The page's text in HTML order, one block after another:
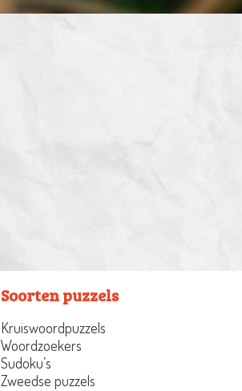
Soorten puzzels
Kruiswoordpuzzels
Woordzoekers
Sudoku’s
Zweedse puzzels